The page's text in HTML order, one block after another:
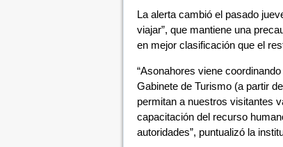
La alerta cambió el pasado
viajar”, que mantiene una
en mejor clasificación que el
“Asonahores viene
Gabinete de Turismo (a partir
permitan a nuestros visitantes
capacitación del recurso
autoridades”, puntualizó la